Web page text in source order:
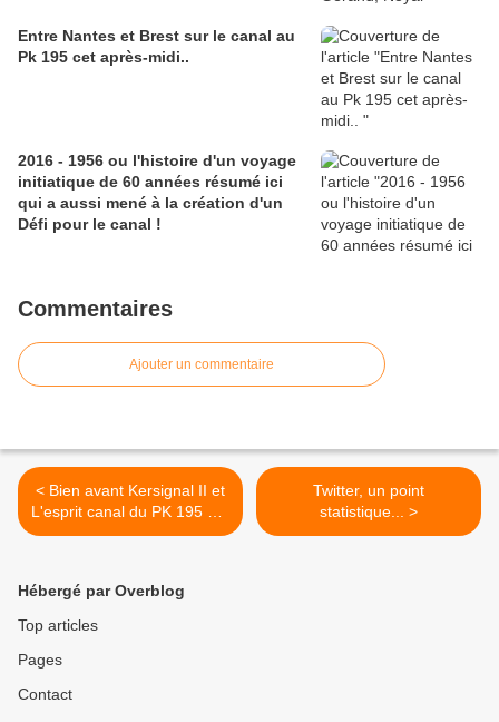
Entre Nantes et Brest sur le canal au
Pk 195 cet après-midi..
2016 - 1956 ou l'histoire d'un voyage
initiatique de 60 années résumé ici
qui a aussi mené à la création d'un
Défi pour le canal !
Commentaires
Ajouter un commentaire
< Bien avant Kersignal II et
L'esprit canal du PK 195 sur
le Nantes à Brest...
Twitter, un point
statistique... >
Hébergé par Overblog
Top articles
Pages
Contact